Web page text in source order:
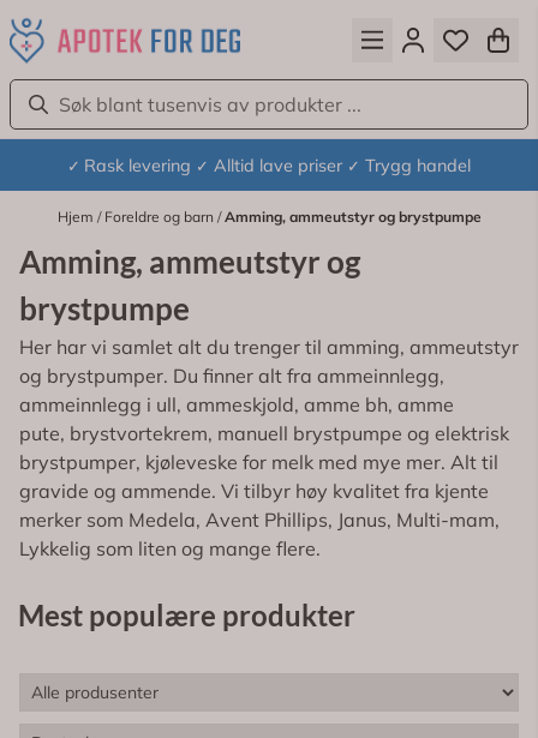
Hopp til innhold
✓ Rask levering ✓ Alltid lave priser ✓ Trygg handel
Hjem / Foreldre og barn /Amming, ammeutstyr og brystpumpe
Amming, ammeutstyr og
brystpumpe
Her har vi samlet alt du trenger til amming, ammeutstyr
og brystpumper. Du finner alt fra ammeinnlegg,
ammeinnlegg i ull, ammeskjold, amme bh, amme
pute, brystvortekrem, manuell brystpumpe og elektrisk
brystpumper, kjøleveske for melk med mye mer. Alt til
gravide og ammende. Vi tilbyr høy kvalitet fra kjente
merker som Medela, Avent Phillips, Janus, Multi-mam,
Lykkelig som liten og mange flere.
Mest populære produkter